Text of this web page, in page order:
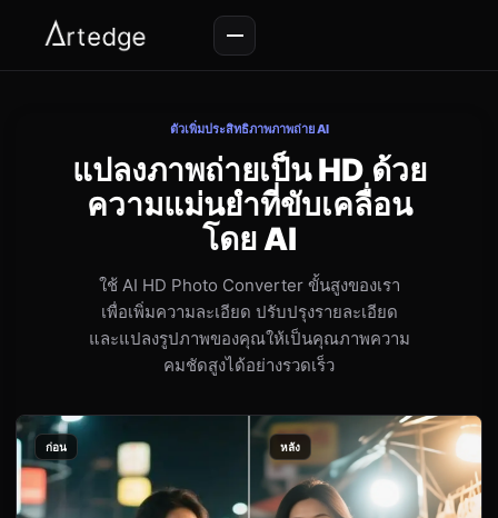
ตัวเพิ่มประสิทธิภาพภาพถ่าย AI
แปลงภาพถ่ายเป็น HD ด้วย
ความแม่นยำที่ขับเคลื่อน
โดย AI
ใช้ AI HD Photo Converter ขั้นสูงของเรา
เพื่อเพิ่มความละเอียด ปรับปรุงรายละเอียด
และแปลงรูปภาพของคุณให้เป็นคุณภาพความ
คมชัดสูงได้อย่างรวดเร็ว
ก่อน หลัง